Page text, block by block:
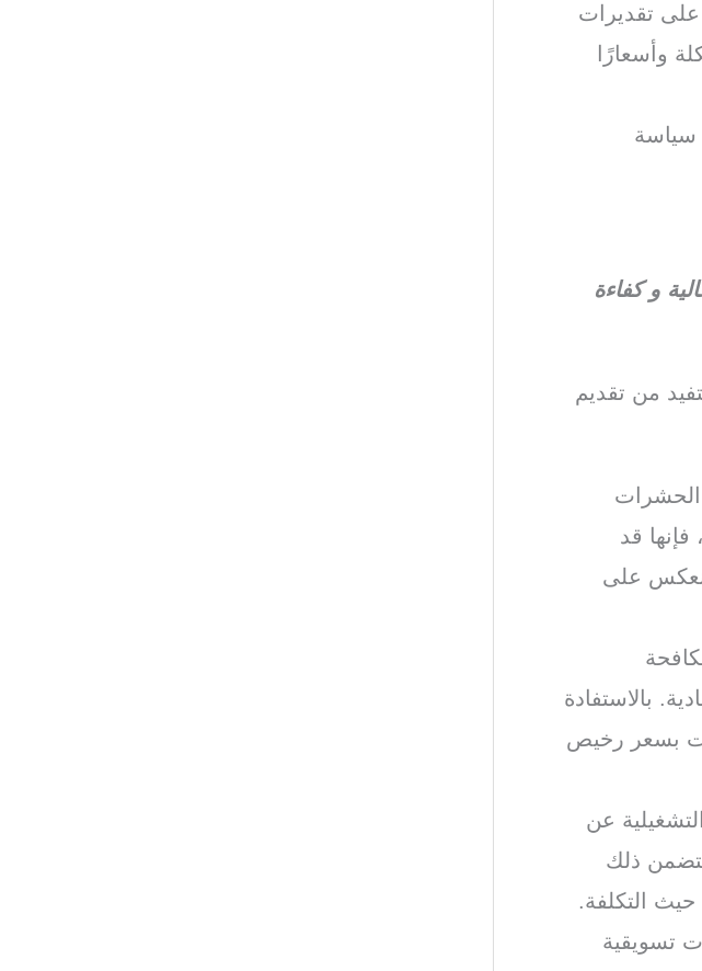
على تقديرات
وأسعارًا
سياسة
و كفاءة
من تقديم
الحشرات
فإنها قد
على
بالاستفادة
بسعر رخيص
عن
ذلك
التكلفة.
تسويقية